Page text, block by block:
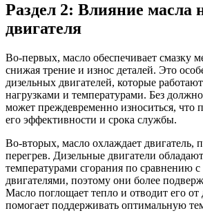
Раздел 2: Влияние масла
двигателя
Во-первых, масло обеспечивает смазку
снижая трение и износ деталей. Это
дизельных двигателей, которые
нагрузками и температурами. Без
может преждевременно износиться, что
его эффективности и срока службы.
Во-вторых, масло охлаждает двигатель,
перегрев. Дизельные двигатели
температурами сгорания по сравнению
двигателями, поэтому они более
Масло поглощает тепло и отводит его от
помогает поддерживать оптимальную